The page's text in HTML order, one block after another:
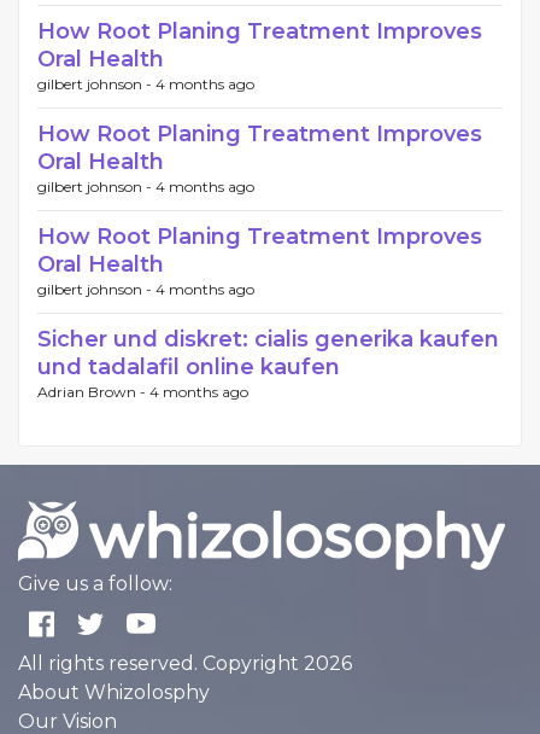
How Root Planing Treatment Improves
Oral Health
gilbert johnson - 4 months ago
How Root Planing Treatment Improves
Oral Health
gilbert johnson - 4 months ago
How Root Planing Treatment Improves
Oral Health
gilbert johnson - 4 months ago
Sicher und diskret: cialis generika kaufen
und tadalafil online kaufen
Adrian Brown - 4 months ago
Give us a follow:
All rights reserved. Copyright 2026
About Whizolosphy
Our Vision